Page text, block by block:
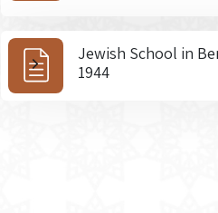
Jewish School in
1944